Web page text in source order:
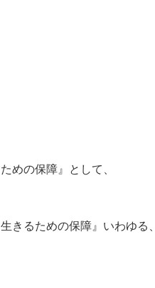
めの保障』として、
きるための保障』いわゆる、